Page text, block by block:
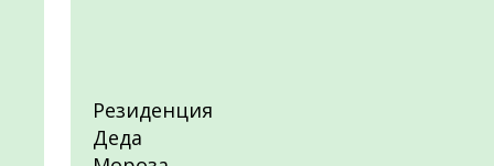
Резиденция
Деда